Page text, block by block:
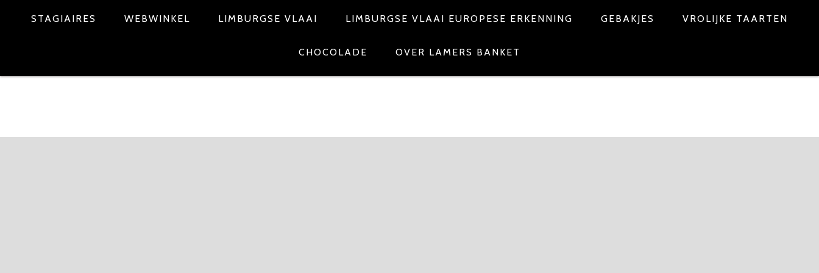
STAGIAIRES WEBWINKEL LIMBURGSE VLAAI LIMBURGSE VLAAI EUROPESE ERKENNING GEBAKJES VROLIJKE TAARTEN
CHOCOLADE OVER LAMERS BANKET